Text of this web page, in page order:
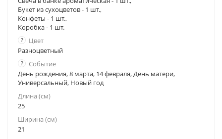
Букет из сухоцветов - 1 шт.,
Конфеты - 1 шт.,
Коробка - 1 шт.
?
Цвет
Разноцветный
?
Событие
День рождения, 8 марта, 14 февраля, День матери,
Универсальный, Новый год
Длина (см)
25
Ширина (см)
21